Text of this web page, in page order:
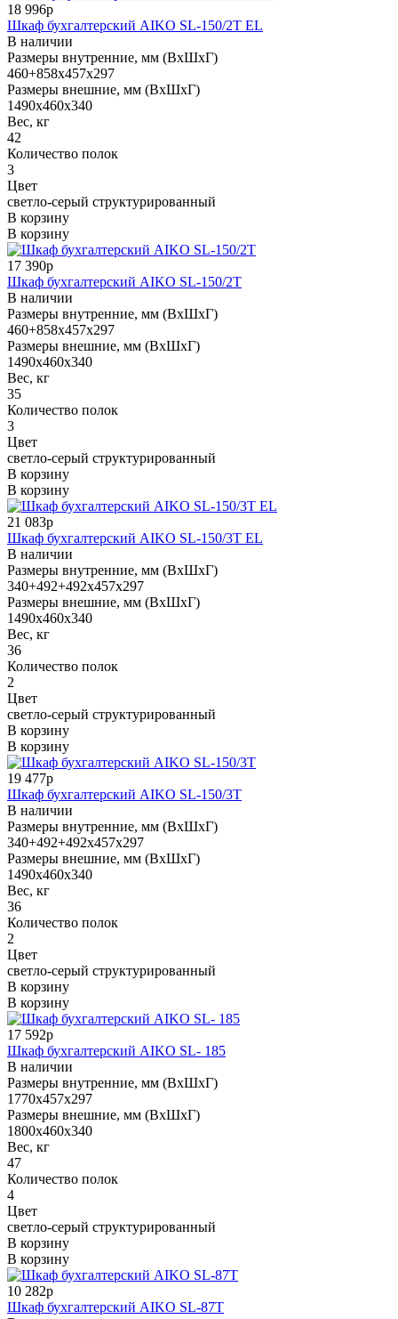
18 996р
Шкаф бухгалтерский AIKO SL-150/2Т EL
В наличии
Размеры внутренние, мм (ВхШхГ)
460+858x457x297
Размеры внешние, мм (ВхШхГ)
1490x460x340
Вес, кг
42
Количество полок
3
Цвет
светло-серый структурированный
В корзину
В корзину
17 390р
Шкаф бухгалтерский AIKO SL-150/2Т
В наличии
Размеры внутренние, мм (ВхШхГ)
460+858x457x297
Размеры внешние, мм (ВхШхГ)
1490x460x340
Вес, кг
35
Количество полок
3
Цвет
светло-серый структурированный
В корзину
В корзину
21 083р
Шкаф бухгалтерский AIKO SL-150/3Т EL
В наличии
Размеры внутренние, мм (ВхШхГ)
340+492+492x457x297
Размеры внешние, мм (ВхШхГ)
1490x460x340
Вес, кг
36
Количество полок
2
Цвет
светло-серый структурированный
В корзину
В корзину
19 477р
Шкаф бухгалтерский AIKO SL-150/3Т
В наличии
Размеры внутренние, мм (ВхШхГ)
340+492+492x457x297
Размеры внешние, мм (ВхШхГ)
1490x460x340
Вес, кг
36
Количество полок
2
Цвет
светло-серый структурированный
В корзину
В корзину
17 592р
Шкаф бухгалтерский AIKO SL- 185
В наличии
Размеры внутренние, мм (ВхШхГ)
1770x457x297
Размеры внешние, мм (ВхШхГ)
1800x460x340
Вес, кг
47
Количество полок
4
Цвет
светло-серый структурированный
В корзину
В корзину
10 282р
Шкаф бухгалтерский AIKO SL-87Т